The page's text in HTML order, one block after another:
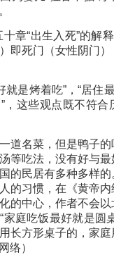
章“出生入死”的解
即死门（女性阴门
就是烤着吃”，“居住
，这些观点既不符
道名菜，但是鸭子
等吃法，没有好与
的民居有多种多样
的习惯，在《黄帝
的中心，作者不会
家庭吃饭最好就是圆
长方形桌子的，家
络）